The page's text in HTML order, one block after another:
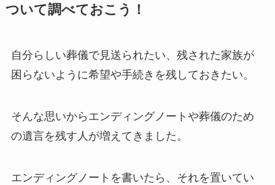
ついて​調べておこう！
自分らしい葬儀で見送られたい、残された家族が
困らないように希望や手続きを残しておきたい。
そんな思いからエンディングノートや葬儀のため
の遺言を残す人が増えてきました。
エンディングノートを書いたら、それを置いてい